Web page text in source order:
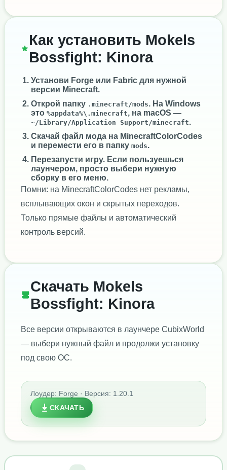
Как установить Mokels
Bossfight: Kinora
Установи Forge или Fabric для нужной
версии Minecraft.
Открой папку .minecraft/mods. На Windows
это %appdata%\.minecraft, на macOS —
~/Library/Application Support/minecraft.
Скачай файл мода на MinecraftColorCodes
и перемести его в папку mods.
Перезапусти игру. Если пользуешься
лаунчером, просто выбери нужную
сборку в его меню.
Помни: на MinecraftColorCodes нет рекламы,
всплывающих окон и скрытых переходов.
Только прямые файлы и автоматический
контроль версий.
Скачать Mokels
Bossfight: Kinora
Все версии открываются в лаунчере CubixWorld
— выбери нужный файл и продолжи установку
под свою ОС.
Лоудер: Forge · Версия: 1.20.1
СКАЧАТЬ